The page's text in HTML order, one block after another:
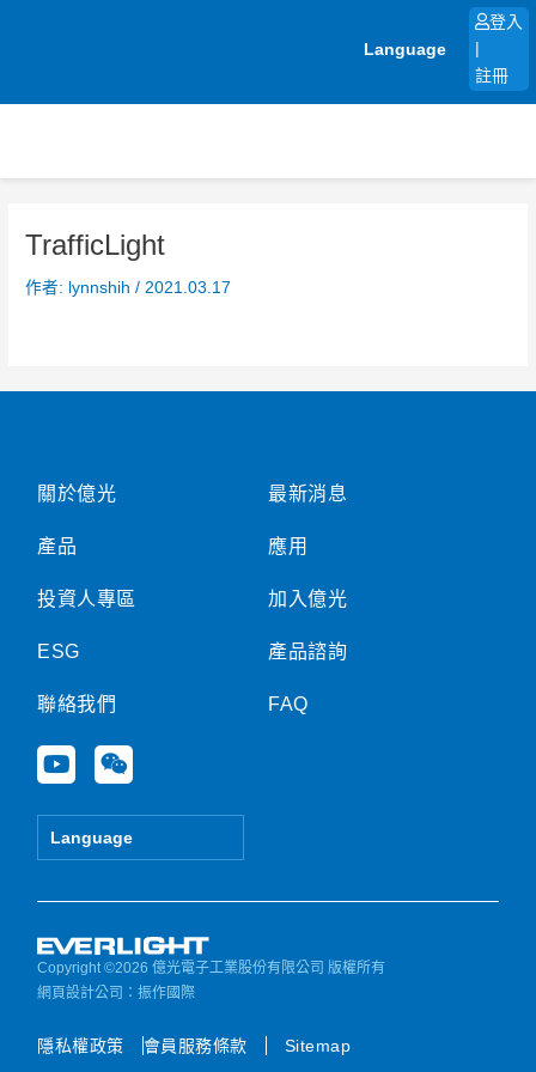
Language
登入
註冊
TrafficLight
作者: lynnshih/ 2021.03.17
關於億光
產品
投資人專區
ESG
聯絡我們
Y
o
u
e
W
e
i
Language
最新消息
應用
加入億光
產品諮詢
FAQ
Copyright ©2026 億光電子工業股份有限公司 版權所有
網頁設計公司 ：振作國際
隱私權政策 會員服務條款 Sitemap